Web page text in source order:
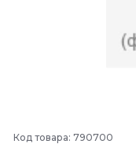
Код товара: 790700